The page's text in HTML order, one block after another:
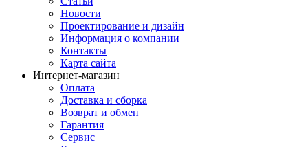
Новости
Проектирование и дизайн
Информация о компании
Контакты
Карта сайта
Интернет-магазин
Оплата
Доставка и сборка
Возврат и обмен
Гарантия
Сервис